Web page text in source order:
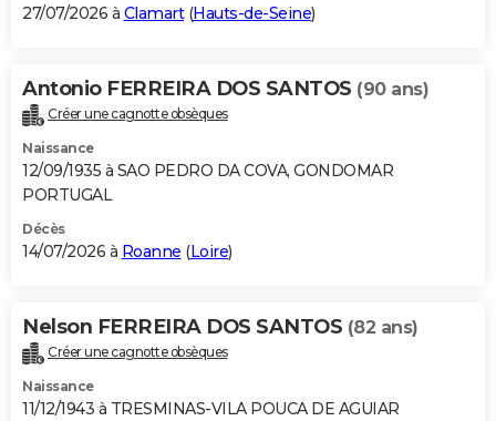
CARTE DE VOEUX
Dictionnaire
Biographies
Citations
Expressions
Proverbes
PROGRAMME TV
COPAINS D'AVANT
S'inscrire
Se connecter
Lycées
Collèges
Primaires
Universités
Entreprises
Service militaire
Avis de recherche
AVIS DE DÉCÈS
FORUM
27/07/2026 à Clamart(Hauts-de-Seine)
Antonio FERREIRA DOS SANTOS (90 ans)
Créer une cagnotte obsèques
Naissance
12/09/1935 à SAO PEDRO DA COVA, GONDOMAR
PORTUGAL
Décès
14/07/2026 à Roanne (Loire)
Nelson FERREIRA DOS SANTOS (82 ans)
Créer une cagnotte obsèques
Naissance
11/12/1943 à TRESMINAS-VILA POUCA DE AGUIAR